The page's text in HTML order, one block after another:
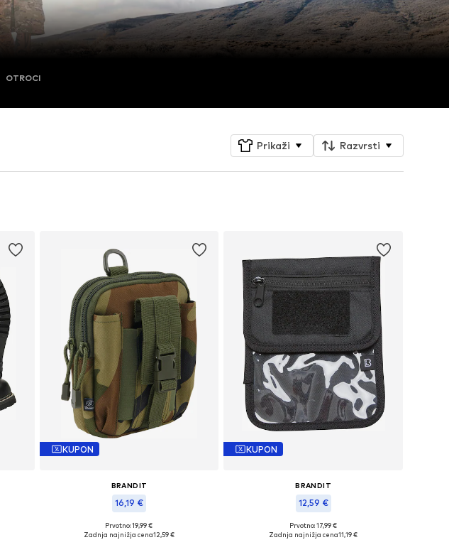
OTROCI
Prikaži Razvrsti
KUPON
BRANDIT
16,19 €
Razpoložljive velikosti: One Size
Prvotno: 19,99 €
Zadnja najnižja cena12,59 €
KUPON
BRANDIT
12,59 €
Razpoložljive velikosti: Onesize
Prvotno: 17,99 €
Zadnja najnižja cena11,19 €